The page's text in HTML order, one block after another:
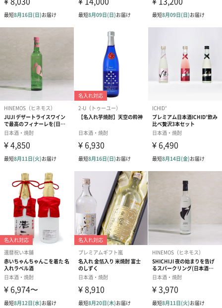
商品オプション情報
メッセージカード
無料メッセージカードへの文字入れはできません。
Happy Birthday ハー
ト青（0円）
Happy Birthday ハー
ト赤（0円）
Happy
ト束（0円）
お誕生日新聞
※新聞は一面とテレビ面の両面印刷でお届けいたします。
※特に古い年代の新聞は、記事や写真が判読できない、紙面上に
黒い斑点が写っているケースがあります。
※ご希望の日付が休刊日などの場合、直近に発行された新聞をご
提供します。
※テレビのない時代は、「ラジオ・社会面」または「裏面」をご
提供します。
※一部期間において新聞の一面が新聞記事ではなく、全面広告の
場合がございます。